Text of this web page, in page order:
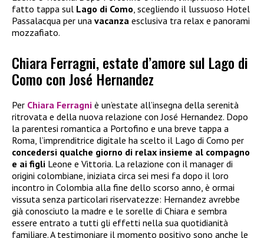
fatto tappa sul Lago di Como, scegliendo il lussuoso Hotel
Passalacqua per una vacanza esclusiva tra relax e panorami
mozzafiato.
Chiara Ferragni, estate d’amore sul Lago di
Como con José Hernandez
Per Chiara Ferragni è un’estate all’insegna della serenità
ritrovata e della nuova relazione con José Hernandez. Dopo
la parentesi romantica a Portofino e una breve tappa a
Roma, l’imprenditrice digitale ha scelto il Lago di Como per
concedersi qualche giorno di relax insieme al compagno
e ai figli Leone e Vittoria. La relazione con il manager di
origini colombiane, iniziata circa sei mesi fa dopo il loro
incontro in Colombia alla fine dello scorso anno, è ormai
vissuta senza particolari riservatezze: Hernandez avrebbe
già conosciuto la madre e le sorelle di Chiara e sembra
essere entrato a tutti gli effetti nella sua quotidianità
familiare. A testimoniare il momento positivo sono anche le